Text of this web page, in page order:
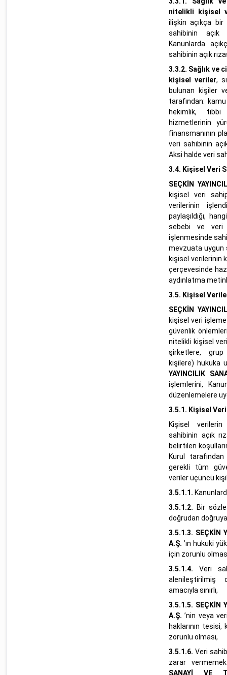
nitelikli kişisel
ilişkin açıkça bir
sahibinin açık
Kanunlarda
sahibinin açık
3.3.2. Sağlık ve
kişisel veriler,
bulunan kişiler
tarafından: kamu
hekimlik,
hizmetlerinin
finansmanının
veri sahibinin
Aksi halde veri
3.4. Kişisel Veri
SEÇKİN
kişisel veri
verilerinin
paylaşıldığı,
sebebi ve veri
işlenmesinde
mevzuata uygun
kişisel verilerinin
çerçevesinde
aydınlatma
3.5. Kişisel
SEÇKİN
kişisel veri
güvenlik
nitelikli kişisel
şirketlere,
kişilere) hukuka
YAYINCILIK
işlemlerini,
düzenlemelere
3.5.1. Kişisel
Kişisel
sahibinin açık
belirtilen
Kurul
gerekli tüm
veriler üçüncü
3.5.1.1.
3.5.1.2.
Bir
doğrudan
3.5.1.3. SEÇKİN
A.Ş. ’ın hukuki
için zorunlu
3.5.1.4. Veri
alenileştirilmiş
amacıyla sınırlı,
3.5.1.5. SEÇKİN
A.Ş. ’nin veya
haklarının tesisi,
zorunlu olması,
3.5.1.6.Veri
zarar
SANAYİ VE